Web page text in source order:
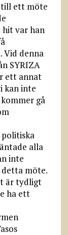
till ett möte
hit var han
Vid denna
SYRIZA
ett annat
kan inte
gå
alla
inte
möte.
är tydligt
ha ett